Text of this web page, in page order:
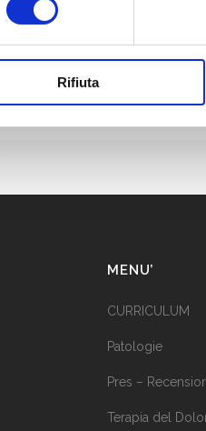
Rifiuta
MENU’
CURRICULUM
Patologie
Pres –
Terapia del